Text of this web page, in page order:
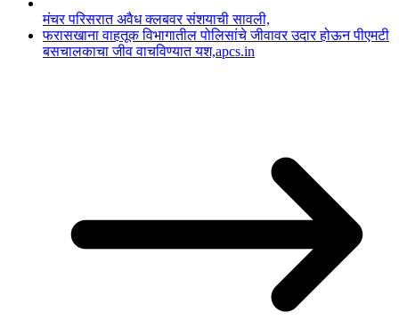
मंचर परिसरात अवैध क्लबवर संशयाची सावली,
फरासखाना वाहतूक विभागातील पोलिसांचे जीवावर उदार होऊन पीएमटी
बसचालकाचा जीव वाचविण्यात यश,apcs.in